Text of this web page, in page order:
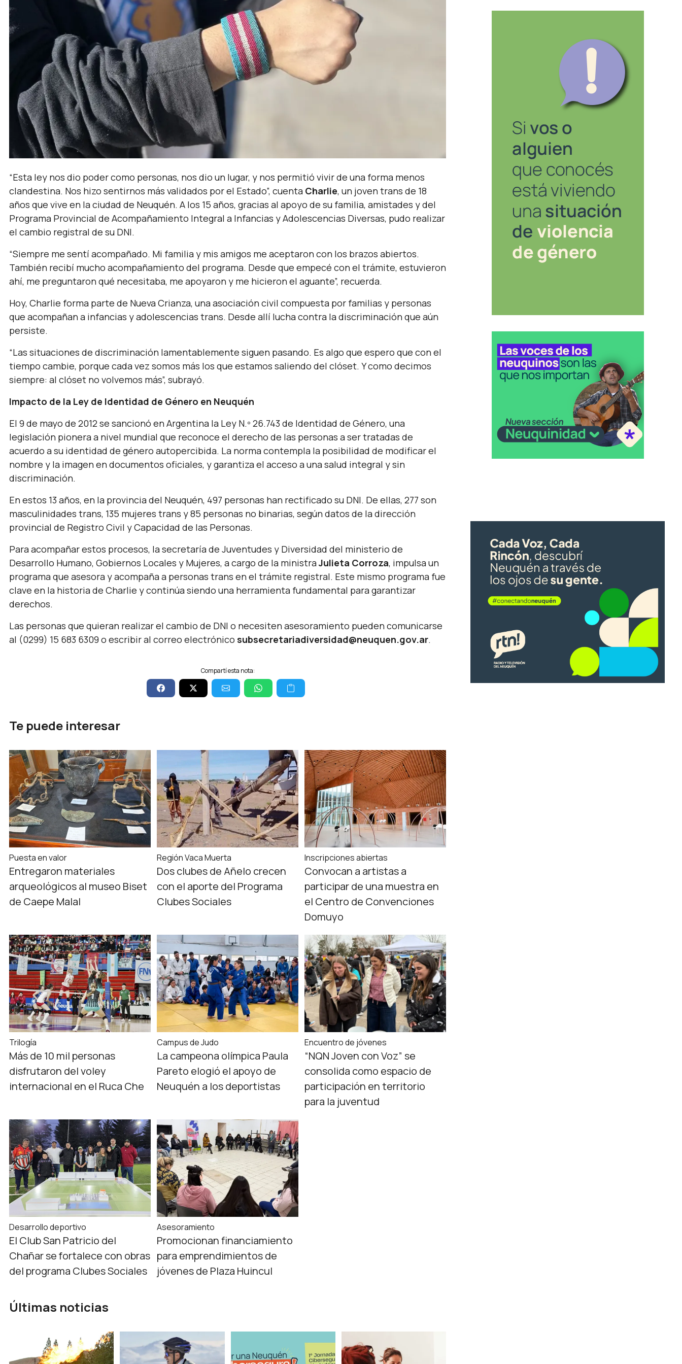
“Esta ley nos dio poder como personas, nos dio un lugar, y nos permitió vivir de una forma menos
clandestina. Nos hizo sentirnos más validados por el Estado”, cuenta Charlie, un joven trans de 18
años que vive en la ciudad de Neuquén. A los 15 años, gracias al apoyo de su familia, amistades y del
Programa Provincial de Acompañamiento Integral a Infancias y Adolescencias Diversas, pudo realizar
el cambio registral de su DNI.
“Siempre me sentí acompañado. Mi familia y mis amigos me aceptaron con los brazos abiertos.
También recibí mucho acompañamiento del programa. Desde que empecé con el trámite, estuvieron
ahí, me preguntaron qué necesitaba, me apoyaron y me hicieron el aguante”, recuerda.
Hoy, Charlie forma parte de Nueva Crianza, una asociación civil compuesta por familias y personas
que acompañan a infancias y adolescencias trans. Desde allí lucha contra la discriminación que aún
persiste.
“Las situaciones de discriminación lamentablemente siguen pasando. Es algo que espero que con el
tiempo cambie, porque cada vez somos más los que estamos saliendo del clóset. Y como decimos
siempre: al clóset no volvemos más”, subrayó.
Impacto de la Ley de Identidad de Género en Neuquén
El 9 de mayo de 2012 se sancionó en Argentina la Ley N.º 26.743 de Identidad de Género, una
legislación pionera a nivel mundial que reconoce el derecho de las personas a ser tratadas de
acuerdo a su identidad de género autopercibida. La norma contempla la posibilidad de modificar el
nombre y la imagen en documentos oficiales, y garantiza el acceso a una salud integral y sin
discriminación.
En estos 13 años, en la provincia del Neuquén, 497 personas han rectificado su DNI. De ellas, 277 son
masculinidades trans, 135 mujeres trans y 85 personas no binarias, según datos de la dirección
provincial de Registro Civil y Capacidad de las Personas.
Para acompañar estos procesos, la secretaría de Juventudes y Diversidad del ministerio de
Desarrollo Humano, Gobiernos Locales y Mujeres, a cargo de la ministraJulieta Corroza, impulsa un
programa que asesora y acompaña a personas trans en el trámite registral. Este mismo programa fue
clave en la historia de Charlie y continúa siendo una herramienta fundamental para garantizar
derechos.
Las personas que quieran realizar el cambio de DNI o necesiten asesoramiento pueden comunicarse
al (0299) 15 683 6309 o escribir al correo electrónico subsecretariadiversidad@neuquen.gov.ar.
Compartí esta nota:
Te puede interesar
Puesta en valor
Entregaron materiales
arqueológicos al museo Biset
de Caepe Malal
Región Vaca Muerta
Dos clubes de Añelo crecen
con el aporte del Programa
Clubes Sociales
Inscripciones abiertas
Convocan a artistas a
participar de una muestra en
el Centro de Convenciones
Domuyo
Trilogía
Más de 10 mil personas
disfrutaron del voley
internacional en el Ruca Che
Campus de Judo
La campeona olímpica Paula
Pareto elogió el apoyo de
Neuquén a los deportistas
Encuentro de jóvenes
“NQN Joven con Voz” se
consolida como espacio de
participación en territorio
para la juventud
Desarrollo deportivo
El Club San Patricio del
Chañar se fortalece con obras
del programa Clubes Sociales
Asesoramiento
Promocionan financiamiento
para emprendimientos de
jóvenes de Plaza Huincul
Últimas noticias